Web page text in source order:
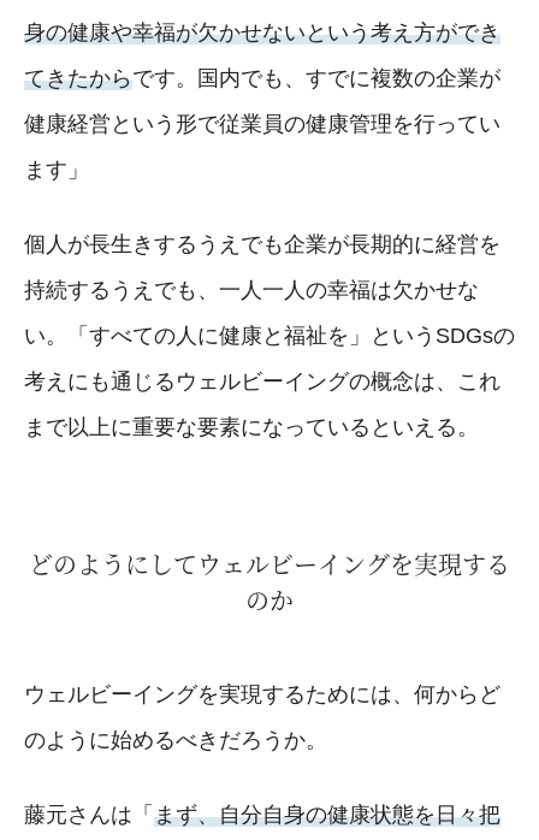
身の健康や幸福が欠かせないという考え方ができ
てきたからです。国内でも、すでに複数の企業が
健康経営という形で従業員の健康管理を行ってい
ます」
個人が長生きするうえでも企業が長期的に経営を
持続するうえでも、一人一人の幸福は欠かせな
い。「すべての人に健康と福祉を」というSDGsの
考えにも通じるウェルビーイングの概念は、これ
まで以上に重要な要素になっているといえる。
どのようにしてウェルビーイングを実現する
のか
ウェルビーイングを実現するためには、何からど
のように始めるべきだろうか。
藤元さんは「 まず、自分自身の健康状態を日々把